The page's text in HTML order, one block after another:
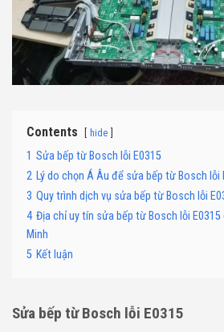
Contents hide
1 Sửa bếp từ Bosch lỗi E0315
2 Lý do chọn Á Âu để sửa bếp từ Bosch lỗi
3 Quy trình dịch vụ sửa bếp từ Bosch lỗi
4 Địa chỉ uy tín sửa bếp từ Bosch lỗi E0315
Minh
5 Kết luận
Sửa bếp từ Bosch lỗi E0315